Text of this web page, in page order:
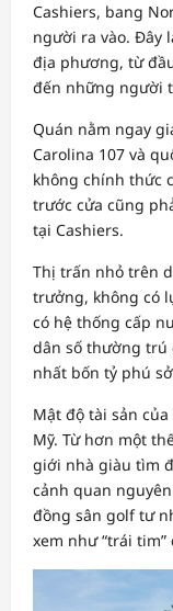
Cashiers, bang
người ra vào. Đây
địa phương, từ
đến những người
Quán nằm ngay
Carolina 107 và
không chính thức
trước cửa cũng
tại Cashiers.
Thị trấn nhỏ trên
trưởng, không có
có hệ thống cấp
dân số thường trú
nhất bốn tỷ phú
Mật độ tài sản
Mỹ. Từ hơn một
giới nhà giàu tìm
cảnh quan
đồng sân golf tư
xem như “trái tim”